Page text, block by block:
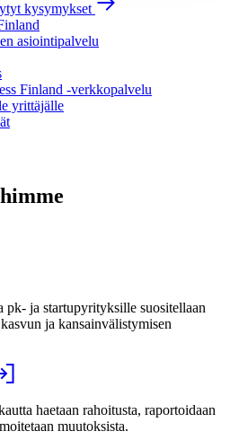
kysymykset
asiointipalvelu
Finland -verkkopalvelu
yrittäjälle
ja startupyrityksille suositellaan
ja kansainvälistymisen
haetaan rahoitusta, raportoidaan
muutoksista.